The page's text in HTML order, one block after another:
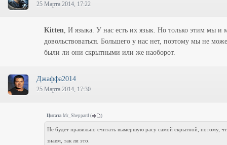
25 Марта 2014, 17:22
Kitten, И языка. У нас есть их язык. Но только этим мы и
довольствоваться. Большего у нас нет, поэтому мы не
были ли они скрытными или же наоборот.
Джаффа2014
25 Марта 2014, 17:30
Цитата Mr_Sheppard ( )
Не будет правильно считать вымершую расу самой скрытной, потому,
знаем, так ли это.